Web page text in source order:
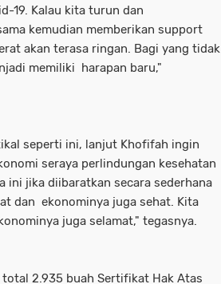
19. Kalau kita turun dan
kemudian memberikan support
akan terasa ringan. Bagi yang tidak
memiliki harapan baru,"
seperti ini, lanjut Khofifah ingin
seraya perlindungan kesehatan
jika diibaratkan secara sederhana
dan ekonominya juga sehat. Kita
juga selamat," tegasnya.
2.935 buah Sertifikat Hak Atas